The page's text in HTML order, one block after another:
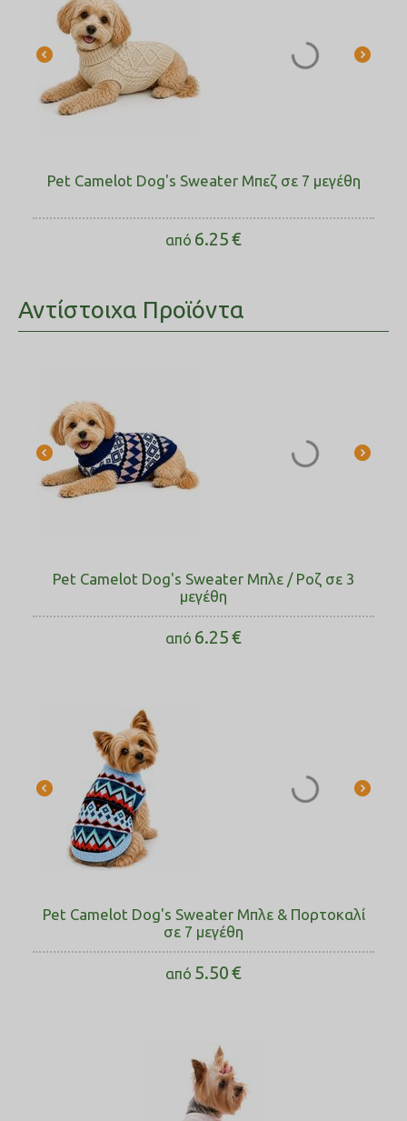
Pet Camelot Dog's Sweater Μπεζ σε 7 μεγέθη
από 6.25€
Αντίστοιχα Προϊόντα
Pet Camelot Dog's Sweater Μπλε / Ροζ σε 3
μεγέθη
από 6.25€
Pet Camelot Dog's Sweater Μπλε & Πορτοκαλί
σε 7 μεγέθη
από 5.50€